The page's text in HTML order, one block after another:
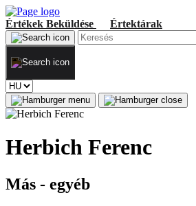
Értékek Beküldése Értektárak
Herbich Ferenc
Más - egyéb